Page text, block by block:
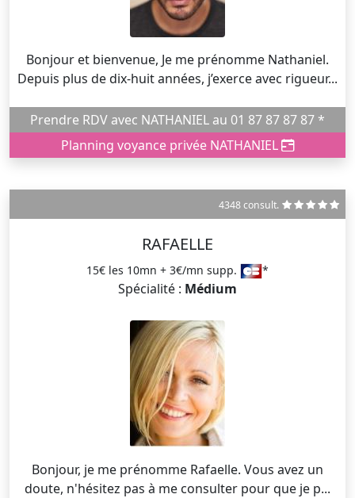
Bonjour et bienvenue, Je me prénomme Nathaniel.
Depuis plus de dix-huit années, j’exerce avec rigueur...
Prendre RDV avec NATHANIEL au 01 87 87 87 87 *
Planning voyance privée NATHANIEL
4348 consult.
RAFAELLE
15€ les 10mn + 3€/mn supp. *
Spécialité : Médium
Bonjour, je me prénomme Rafaelle. Vous avez un
doute, n'hésitez pas à me consulter pour que je p...